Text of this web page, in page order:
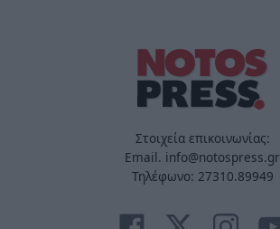
Στοιχεία επικοινωνίας:
Email. info@notospress.gr
Τηλέφωνο: 27310.89949